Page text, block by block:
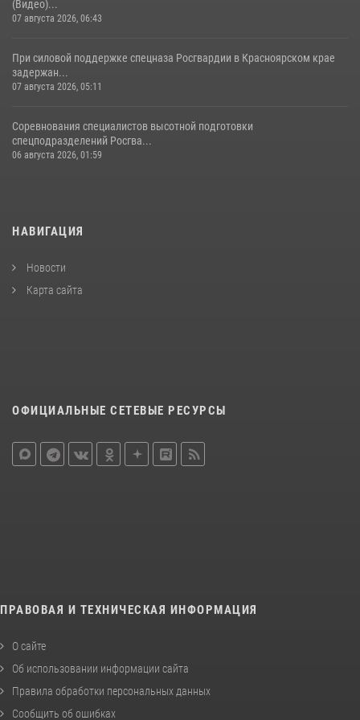
(Видео)...
07 августа 2026, 06:43
При силовой поддержке спецназа Росгвардии в Красноярском крае
задержан...
07 августа 2026, 05:11
Соревнования специалистов высотной подготовки
спецподразделений Росгва...
06 августа 2026, 01:59
НАВИГАЦИЯ
Новости
Карта сайта
ОФИЦИАЛЬНЫЕ СЕТЕВЫЕ РЕСУРСЫ
ПРАВОВАЯ И ТЕХНИЧЕСКАЯ ИНФОРМАЦИЯ
О сайте
Об использовании информации сайта
Правила обработки персональных данных
Сообщить об ошибках